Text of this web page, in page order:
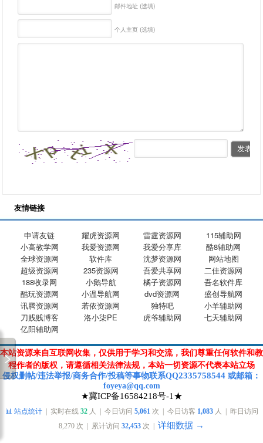
邮件地址 (选填)
个人主页 (选填)
友情链接
申请友链 耀虎资源网 雷霆资源网
115辅助网
小高教学网
我爱资源网 我爱分享库
酷8辅助网
全球资源网
软件库 沈梦资源网
网站地图
超级资源网
235资源网 吾爱共享网
二佳资源网
188收录网
小鹅导航 橘子资源网
吾名软件库
酷玩资源网
小温导航网 dvd资源网
盛创导航网
讯腾资源网
若依资源网 独特吧
小羊辅助网
刀贱贱博客
洛小柒PE 虎爷辅助网
七天辅助网
亿阳辅助网
本站资源来自互联网收集，仅供用于学习和交流，我们尊重任何软件和教
程作者的版权，请遵循相关法律法规，本站一切资源不代表本站立场
侵权删帖/违法举报/商务合作/投稿等事物联系QQ2335758544 或邮箱 ：
foyeya@qq.com
★冀ICP备16584218号-1★
📊 站点统计| 实时在线 32人 | 今日访问 5,061次 | 今日访客 1,083人 | 昨日访问
8,270 次 | 累计访问 32,453 次 | 详细数据 →